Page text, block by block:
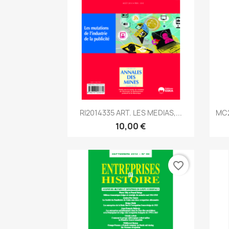
Aperçu rapide
RI2014335 ART. LES MEDIAS,...
10,00 €
favorite_border